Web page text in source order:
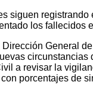
siguen
los fallecidos
General
a revisar la
porcentajes de